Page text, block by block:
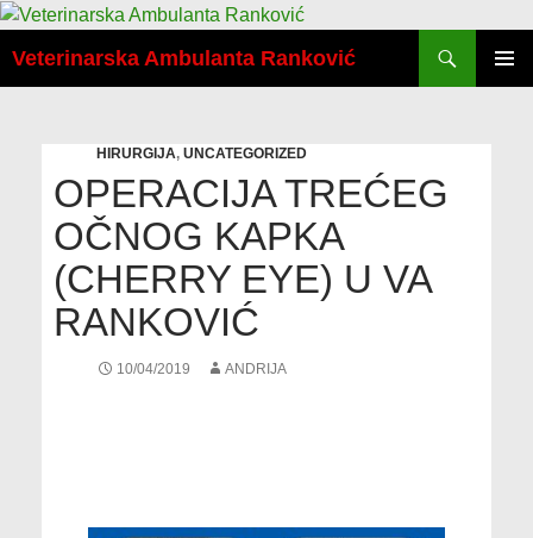
Скочи
садржај
Veterinarska Ambulanta Ranković
HIRURGIJA, UNCATEGORIZED
OPERACIJA TREĆEG
OČNOG KAPKA
(CHERRY EYE) U VA
RANKOVIĆ
10/04/2019 ANDRIJA